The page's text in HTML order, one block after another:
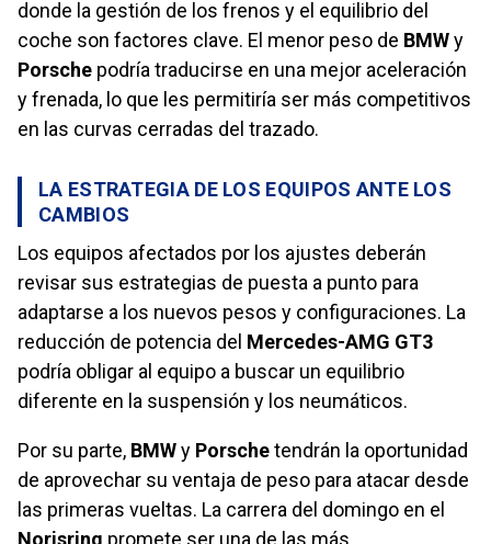
donde la gestión de los frenos y el equilibrio del
coche son factores clave. El menor peso de BMWy
Porsche podría traducirse en una mejor aceleración
y frenada, lo que les permitiría ser más competitivos
en las curvas cerradas del trazado.
LA ESTRATEGIA DE LOS EQUIPOS ANTE LOS
CAMBIOS
Los equipos afectados por los ajustes deberán
revisar sus estrategias de puesta a punto para
adaptarse a los nuevos pesos y configuraciones. La
reducción de potencia del Mercedes-AMG GT3
podría obligar al equipo a buscar un equilibrio
diferente en la suspensión y los neumáticos.
Por su parte, BMWy Porschetendrán la oportunidad
de aprovechar su ventaja de peso para atacar desde
las primeras vueltas. La carrera del domingo en el
Norisring promete ser una de las más